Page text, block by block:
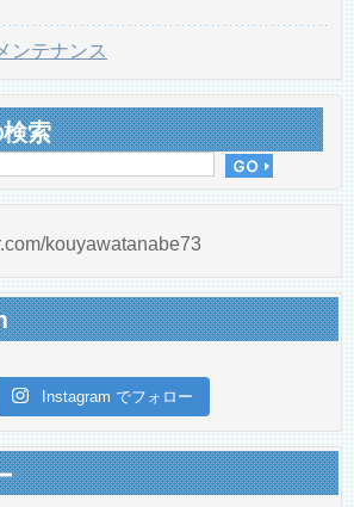
ンテナンス
索
kouyawatanabe73
Instagram でフォロー